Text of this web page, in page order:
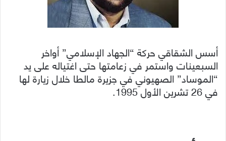
أسس الشقاقي حركة “الجهاد الإسلامي” أواخر
السبعينات واستمر في زعامتها حتى اغتياله على يد
“الموساد” الصهيوني في جزيرة مالطا خلال زيارة لها
في 26 تشرين الأول 1995.